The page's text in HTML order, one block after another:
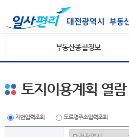
부동산종합정보
토지이용계획 열람
지번입력조회 도로명주소입력조회